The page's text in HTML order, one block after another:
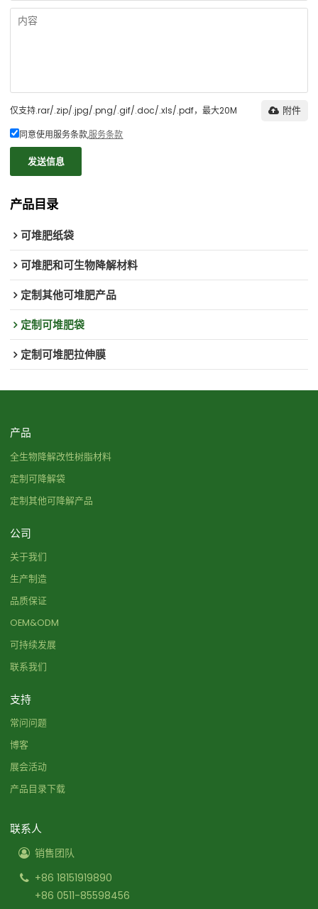
仅支持.rar/.zip/.jpg/.png/.gif/.doc/.xls/.pdf，最大20M 附件
同意使用服务条款,服务条款
发送信息
产品目录
可堆肥纸袋
可堆肥和可生物降解材料
定制其他可堆肥产品
定制可堆肥袋
定制可堆肥拉伸膜
产品
全生物降解改性树脂材料
定制可降解袋
定制其他可降解产品
公司
关于我们
生产制造
品质保证
OEM&ODM
可持续发展
联系我们
支持
常问问题
博客
展会活动
产品目录下载
联系人
销售团队
+86 18151919890
+86 0511-85598456